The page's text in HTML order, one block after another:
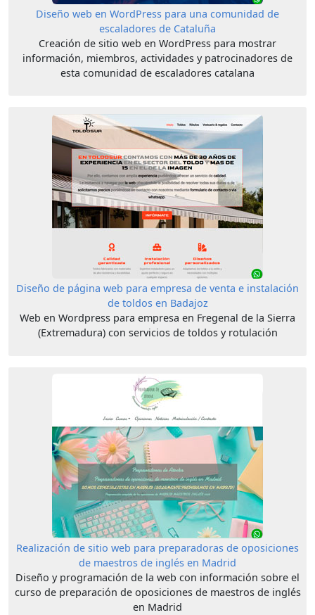
Diseño web en WordPress para una comunidad de
escaladores de Cataluña
Creación de sitio web en WordPress para mostrar
información, miembros, actividades y patrocinadores de
esta comunidad de escaladores catalana
Diseño de página web para empresa de venta e instalación
de toldos en Badajoz
Web en Wordpress para empresa en Fregenal de la Sierra
(Extremadura) con servicios de toldos y rotulación
Realización de sitio web para preparadoras de oposiciones
de maestros de inglés en Madrid
Diseño y programación de la web con información sobre el
curso de preparación de oposiciones de maestros de inglés
en Madrid